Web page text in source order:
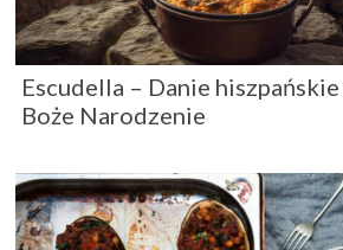
Escudella – Danie hiszpańskie
Boże Narodzenie